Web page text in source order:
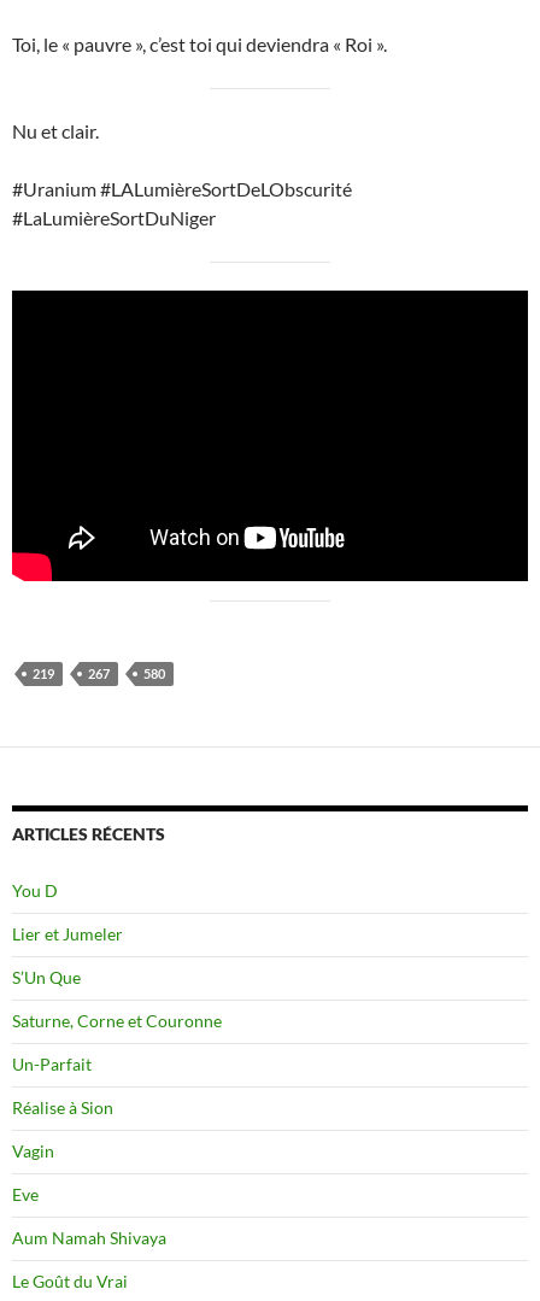
Toi, le « pauvre », c’est toi qui deviendra « Roi ».
Nu et clair.
#Uranium #LALumièreSortDeLObscurité
#LaLumièreSortDuNiger
219 267 580
ARTICLES RÉCENTS
You D
Lier et Jumeler
S’Un Que
Saturne, Corne et Couronne
Un-Parfait
Réalise à Sion
Vagin
Eve
Aum Namah Shivaya
Le Goût du Vrai